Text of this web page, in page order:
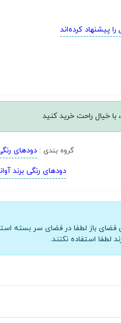
خیال راحت خرید کنید
گروه بندی :دودهای
دودهای رنگی برند
باز لطفا در فضای سر بسته
لطفا استفاده نکنند.